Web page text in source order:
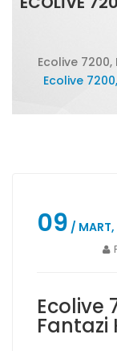
Ecolive
Ecolive
09 / MART,
Ecolive
Fantazi